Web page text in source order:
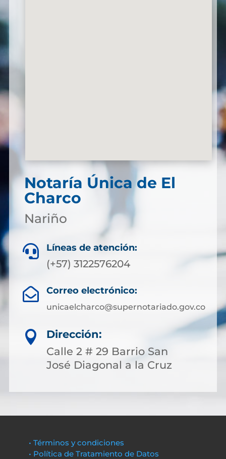
Notaría Única de El
Charco
Nariño
 Líneas de atención:
(+57) 3122576204
 Correo electrónico:
unicaelcharco@supernotariado.gov.co

Dirección:
Calle 2 # 29 Barrio San
José Diagonal a la Cruz
• Términos y condiciones
• Política de Tratamiento de Datos